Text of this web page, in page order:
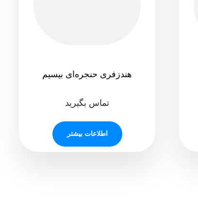
هندزفری حنجره‌ای بیسیم
تماس بگیرید
اطلاعات بیشتر